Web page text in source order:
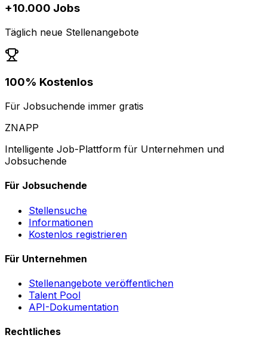
+10.000 Jobs
Täglich neue Stellenangebote
100% Kostenlos
Für Jobsuchende immer gratis
ZNAPP
Intelligente Job-Plattform für Unternehmen und
Jobsuchende
Für Jobsuchende
Stellensuche
Informationen
Kostenlos registrieren
Für Unternehmen
Stellenangebote veröffentlichen
Talent Pool
API-Dokumentation
Rechtliches